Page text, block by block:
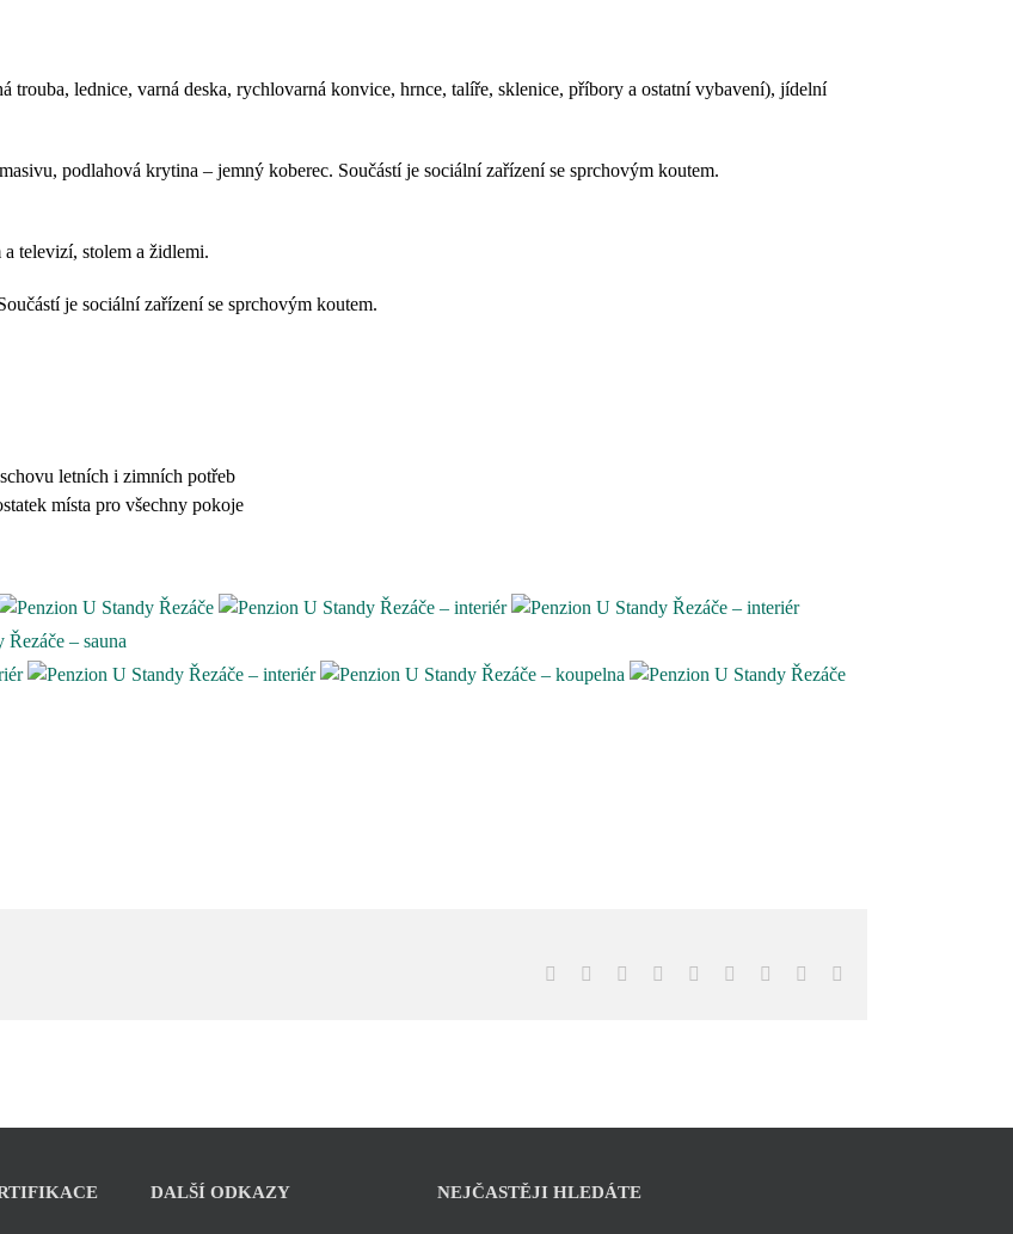
lednice, varná deska, rychlovarná konvice, hrnce, talíře, sklenice, příbory a ostatní vybavení), jídelní
podlahová krytina – jemný koberec. Součástí je sociální zařízení se sprchovým koutem.
televizí, stolem a židlemi.
je sociální zařízení se sprchovým koutem.
letních i zimních potřeb
místa pro všechny pokoje
Facebook Reddit LinkedInWhatsApp
TumblrPinterest
DALŠÍ ODKAZY NEJČASTĚJI HLEDÁTE